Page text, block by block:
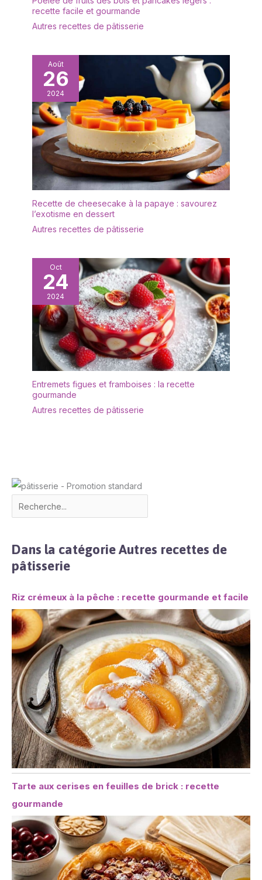
Vous pouvez facilement
nettoyer ces contenants
l'eau chaude
savonneuse. 💚
【Visualisation】: Nos
bocaux sont
transparents, vous
pouvez donc voir
clairement à l'intérieur,
ce qui peut vous aider à
distinguer et à obtenir
rapidement ce que vous
voulez. 💗【Large
application】 : le pot de
crème Flintronic est
divers articles, tels que
petites perles, les
boutons, la pommade,
etc. Ces pots de crème
vides sont petits et
légers, ce qui permet
d'économiser de
l'espace. Ils se glissent
facilement dans votre
sac à cosmétiques, votre
sac à main et rendent
vos voyages plus faciles
recette facile et gourmande
Autres recettes de pâtisserie
Août
26
2024
Recette de cheesecake à la papaye : savourez
l’exotisme en dessert
Autres recettes de pâtisserie
Oct
24
2024
Entremets figues et framboises : la recette
gourmande
Autres recettes de pâtisserie
Dans la catégorie Autres recettes de
pâtisserie
Riz crémeux à la pêche : recette gourmande et facile
Tarte aux cerises en feuilles de brick : recette
gourmande